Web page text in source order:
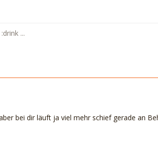
...
bei dir läuft ja viel mehr schief gerade an